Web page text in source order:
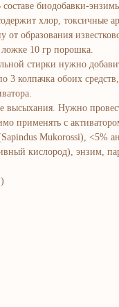
составе биодобавки-
хлор, токсичные
образования
10 гр порошка.
стирки нужно
3 колпачка обоих
высыхания. Нужно
применять с
Mukorossi), <5%
кислород), энзим,